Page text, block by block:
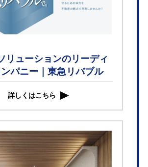
リューションのリーディ
パニー｜東急リバブル
詳しくはこちら